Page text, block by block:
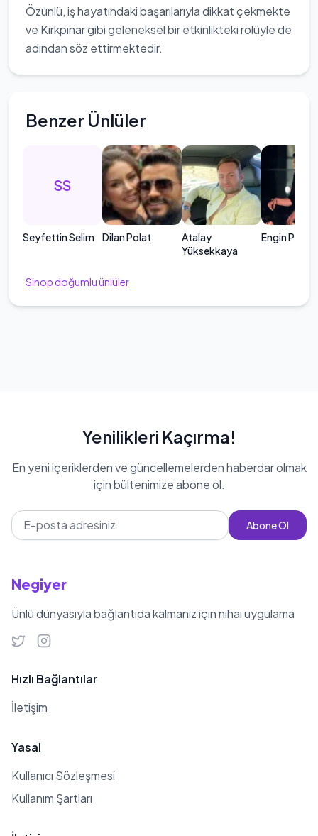
Özünlü, iş hayatındaki başarılarıyla dikkat çekmekte
ve Kırkpınar gibi geleneksel bir etkinlikteki rolüyle de
adından söz ettirmektedir.
Benzer Ünlüler
SS
Seyfettin Selim Dilan Polat
Atalay
Yüksekkaya
Engin Polat
Sinop doğumlu ünlüler
Yenilikleri Kaçırma!
En yeni içeriklerden ve güncellemelerden haberdar olmak
için bültenimize abone ol.
Abone Ol
Negiyer
Ünlü dünyasıyla bağlantıda kalmanız için nihai uygulama
Hızlı Bağlantılar
İletişim
Yasal
Kullanıcı Sözleşmesi
Kullanım Şartları